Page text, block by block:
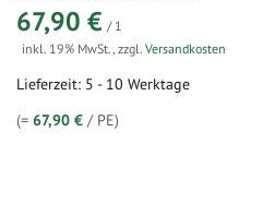
67,90 € / 1
inkl. 19% MwSt., zzgl. Versandkosten
Lieferzeit: 5 - 10 Werktage
(= 67,90 € / PE)